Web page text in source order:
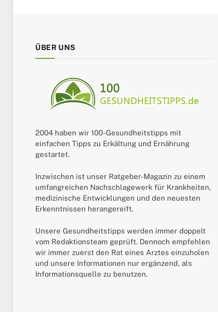
ÜBER UNS
2004 haben wir 100-Gesundheitstipps mit
einfachen Tipps zu Erkältung und Ernährung
gestartet.
Inzwischen ist unser Ratgeber-Magazin zu einem
umfangreichen Nachschlagewerk für Krankheiten,
medizinische Entwicklungen und den neuesten
Erkenntnissen herangereift.
Unsere Gesundheitstipps werden immer doppelt
vom Redaktionsteam geprüft. Dennoch empfehlen
wir immer zuerst den Rat eines Arztes einzuholen
und unsere Informationen nur ergänzend, als
Informationsquelle zu benutzen.